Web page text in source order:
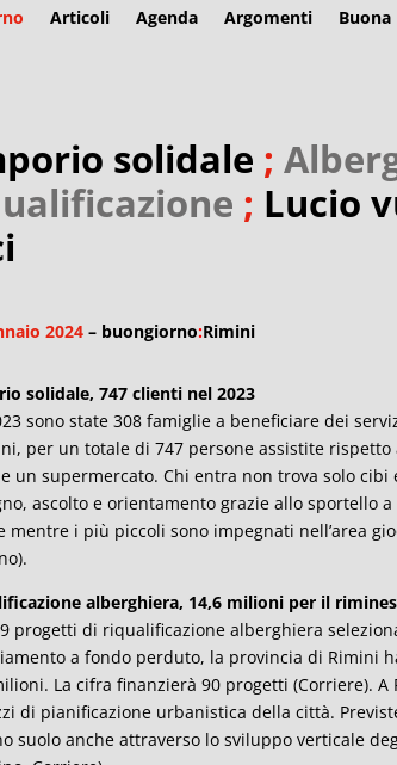
Articoli Agenda Argomenti Buona
solidale ;
; Lucio
2024 – buongiorno:Rimini
solidale, 747 clienti nel 2023
sono state 308 famiglie a beneficiare dei
, per un totale di 747 persone assistite rispetto
un supermercato. Chi entra non trova solo
ascolto e orientamento grazie allo sportello
mentre i più piccoli sono impegnati nell’area
alberghiera, 14,6 milioni per il
progetti di riqualificazione alberghiera
a fondo perduto, la provincia di Rimini
La cifra finanzierà 90 progetti (Corriere). A
di pianificazione urbanistica della città.
suolo anche attraverso lo sviluppo verticale